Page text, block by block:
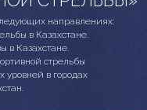
направлениях:
в Казахстане.
в Казахстане.
стрельбы
уровней в городах